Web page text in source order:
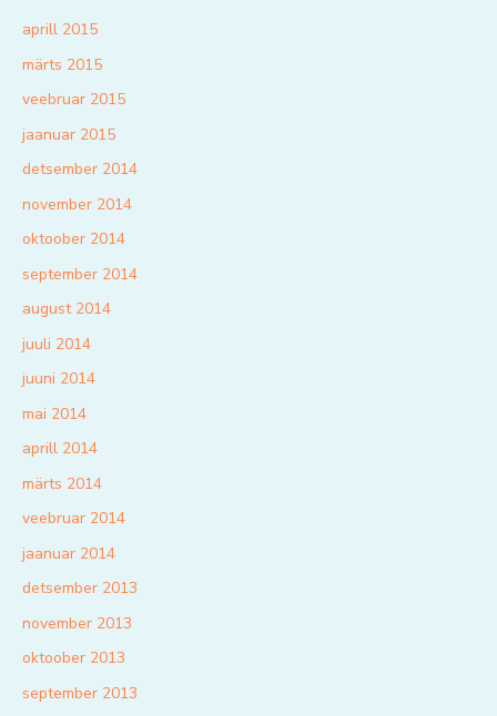
aprill 2015
märts 2015
veebruar 2015
jaanuar 2015
detsember 2014
november 2014
oktoober 2014
september 2014
august 2014
juuli 2014
juuni 2014
mai 2014
aprill 2014
märts 2014
veebruar 2014
jaanuar 2014
detsember 2013
november 2013
oktoober 2013
september 2013